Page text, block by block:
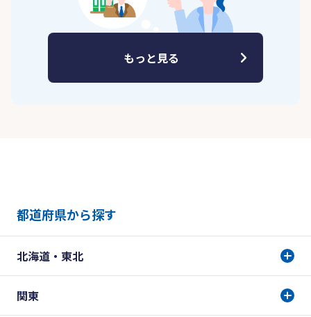
もっと見る
都道府県から探す
北海道・東北
関東